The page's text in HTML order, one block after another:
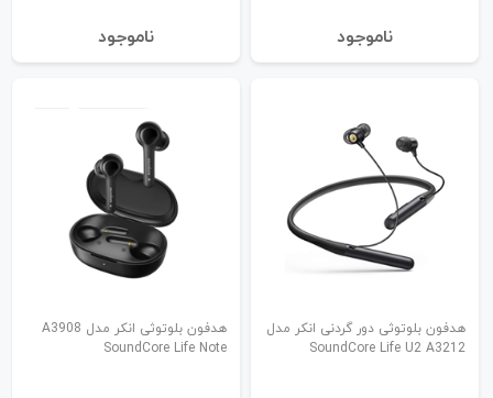
نا‌موجود نا‌موجود
هدفون بلوتوثی دور گردنی انکر مدل
SoundCore Life U2 A3212
هدفون بلوتوثی انکر مدل A3908
SoundCore Life Note